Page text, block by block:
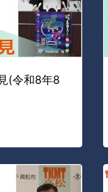
(令和8年8